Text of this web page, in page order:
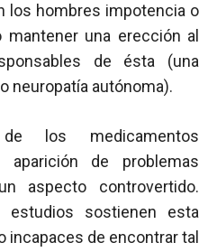
los hombres impotencia o
una erección al
de ésta (una
neuropatía autónoma).
los medicamentos
aparición de problemas
aspecto controvertido.
estudios sostienen esta
incapaces de encontrar tal